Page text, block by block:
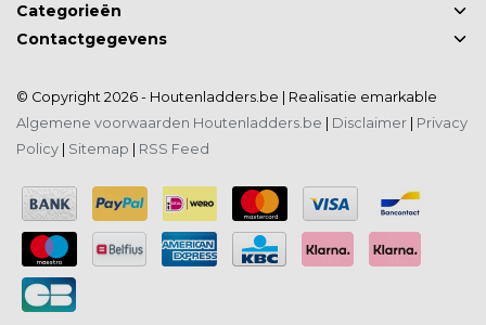
Categorieën
Contactgegevens
© Copyright 2026 - Houtenladders.be | Realisatie emarkable
Algemene voorwaarden Houtenladders.be
Disclaimer
Privacy
Policy
Sitemap RSS Feed